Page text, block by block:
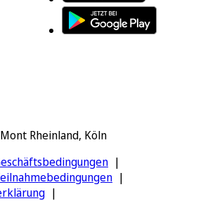
Rheinland, Köln